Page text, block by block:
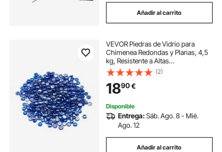
Añadir al carrito
VEVOR Piedras de Vidrio para
Chimenea Redondas y Planas, 4,5
kg, Resistente a Altas
Temperaturas, Cuentas de Vidrio
Reflectantes, sin Humo, 19,05 mm,
para Paisajismo de Mesa de Fogón,
Azul Cobalto
(2)
1890€
Disponible
Entrega:Sáb. Ago. 8 - Mié.
Ago. 12
Añadir al carrito